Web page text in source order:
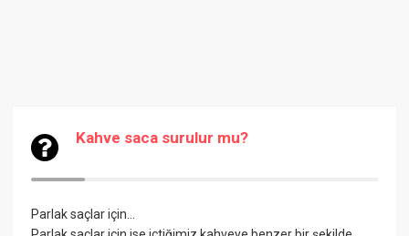
Kahve saca surulur mu?
Parlak saçlar için…